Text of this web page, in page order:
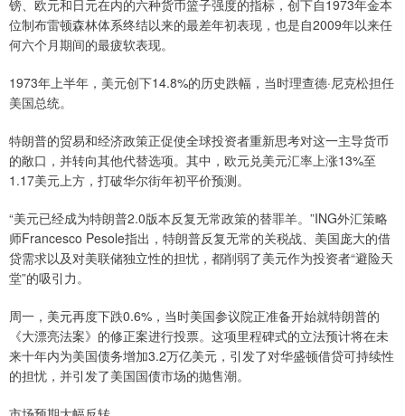
镑、欧元和日元在内的六种货币篮子强度的指标，创下自1973年金本
位制布雷顿森林体系终结以来的最差年初表现，也是自2009年以来任
何六个月期间的最疲软表现。
1973年上半年，美元创下14.8%的历史跌幅，当时理查德·尼克松担任
美国总统。
特朗普的贸易和经济政策正促使全球投资者重新思考对这一主导货币
的敞口，并转向其他代替选项。其中，欧元兑美元汇率上涨13%至
1.17美元上方，打破华尔街年初平价预测。
“美元已经成为特朗普2.0版本反复无常政策的替罪羊。”ING外汇策略
师Francesco Pesole指出，特朗普反复无常的关税战、美国庞大的借
贷需求以及对美联储独立性的担忧，都削弱了美元作为投资者“避险天
堂”的吸引力。
周一，美元再度下跌0.6%，当时美国参议院正准备开始就特朗普的
《大漂亮法案》的修正案进行投票。这项里程碑式的立法预计将在未
来十年内为美国债务增加3.2万亿美元，引发了对华盛顿借贷可持续性
的担忧，并引发了美国国债市场的抛售潮。